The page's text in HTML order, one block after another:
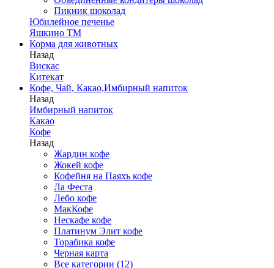
Пикник шоколад
Юбилейное печенье
Яшкино ТМ
Корма для животных
Назад
Вискас
Китекат
Кофе, Чай, Какао,Имбирный напиток
Назад
Имбирный напиток
Какао
Кофе
Назад
Жардин кофе
Жокей кофе
Кофейня на Паяхъ кофе
Ла Феста
Лебо кофе
МакКофе
Нескафе кофе
Платинум Элит кофе
Торабика кофе
Черная карта
Все категории (12)